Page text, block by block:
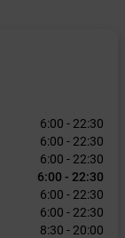
6:00 - 22:30
6:00 - 22:30
6:00 - 22:30
6:00 - 22:30
6:00 - 22:30
6:00 - 22:30
8:30 - 20:00